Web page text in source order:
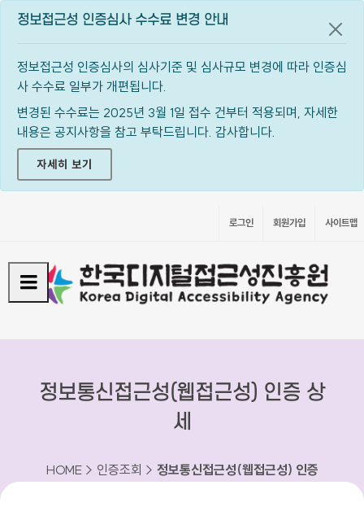
정보접근성 인증심사 수수료 변경 안내
정보접근성 인증심사의 심사기준 및 심사규모 변경에 따라 인증심
사 수수료 일부가 개편됩니다.
변경된 수수료는 2025년 3월 1일 접수 건부터 적용되며, 자세한
내용은 공지사항을 참고 부탁드립니다. 감사합니다.
자세히 보기
공지
로그인 회원가입 사이트맵
정보통신접근성(웹접근성) 인증 상
세
HOME > 인증조회 > 정보통신접근성(웹접근성) 인증